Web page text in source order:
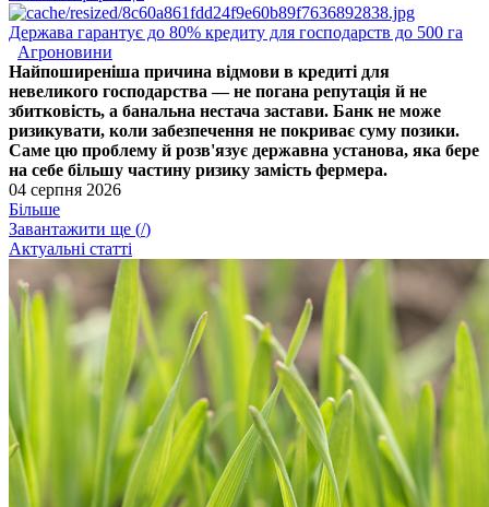
Держава гарантує до 80% кредиту для господарств до 500 га
Агроновини
Найпоширеніша причина відмови в кредиті для
невеликого господарства — не погана репутація й не
збитковість, а банальна нестача застави. Банк не може
ризикувати, коли забезпечення не покриває суму позики.
Саме цю проблему й розв'язує державна установа, яка бере
на себе більшу частину ризику замість фермера.
04 серпня 2026
Більше
Завантажити ще (/)
Актуальні статті